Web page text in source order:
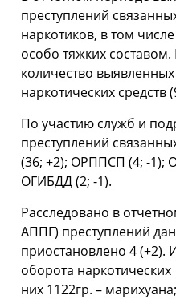
преступлений
наркотиков, в том
особо тяжких
количество
наркотических средств
По участию служб и
преступлений
(36; +2); ОРППСП (4; -1);
ОГИБДД (2; -1).
Расследовано в
АППГ) преступлений
приостановлено 4 (+2).
оборота наркотических
них 1122гр. –